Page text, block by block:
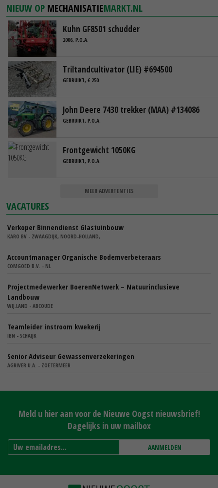
NIEUW OP MECHANISATIEMARKT.NL
Kuhn GF8501 schudder
2006, P.O.A.
Triltandcultivator (LIE) #694500
GEBRUIKT, € 250
John Deere 7430 trekker (MAA) #134086
GEBRUIKT, P.O.A.
Frontgewicht 1050KG
GEBRUIKT, P.O.A.
MEER ADVERTENTIES
VACATURES
Verkoper Binnendienst Glastuinbouw
KARO BV - ZWAAGDIJK, NOORD-HOLLAND,
Accountmanager Organische Bodemverbeteraars
COMGOED B.V. - NL
Projectmedewerker BoerenNetwerk – Natuurinclusieve
Landbouw
WIJ.LAND - ABCOUDE
Teamleider instroom kwekerij
IBN - SCHAIJK
Senior Adviseur Gewassenverzekeringen
AGRIVER U.A. - ZOETERMEER
Meld u hier aan voor de Nieuwe Oogst nieuwsbrief!
Dagelijks in uw mailbox
AANMELDEN